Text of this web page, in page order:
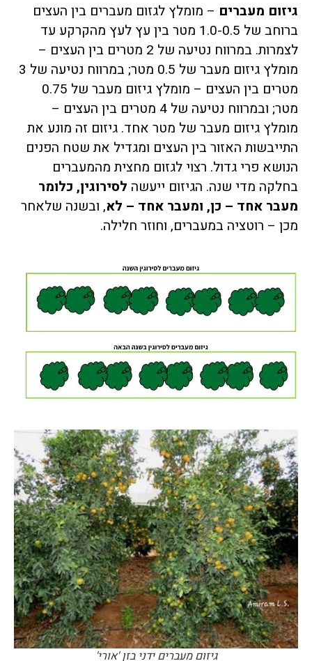
גיזום מעברים – מומלץ לגזום מעברים בין העצים
ברוחב של 1.0-0.5 מטר בין עץ לעץ מהקרקע עד
לצמרות. במרווח נטיעה של 2 מטרים בין העצים –
מומלץ גיזום מעבר של 0.5 מטר; במרווח נטיעה של 3
מטרים בין העצים – מומלץ גיזום מעבר של 0.75
מטר; ובמרווח נטיעה של 4 מטרים בין העצים –
מומלץ גיזום מעבר של מטר אחד. גיזום זה מונע את
התייבשות האזור בין העצים ומגדיל את שטח הפנים
הנושא פרי גדול. רצוי לגזום מחצית מהמעברים
בחלקה מדי שנה. הגיזום ייעשה לסירוגין, כלומר
מעבר אחד – כן, ומעבר אחד – לא, ובשנה שלאחר
מכן – רוטציה במעברים, וחוזר חלילה.
גיזום מעברים ידני בזן 'אורי'